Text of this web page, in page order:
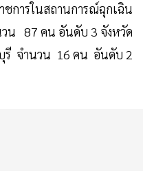
ชการในสถานการณ์ฉุกเฉิน
น 87 คน อันดับ 3 จังหวัด
รี จำนวน 16 คน อันดับ 2